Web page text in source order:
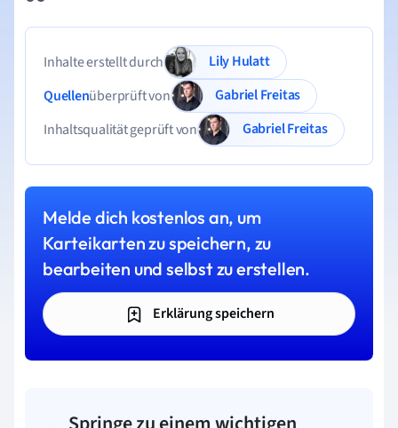
Inhalte erstellt durch
Lily Hulatt
Quellenüberprüft von
Gabriel Freitas
Inhaltsqualität geprüft von
Gabriel Freitas
Melde dich kostenlos an, um
Karteikarten zu speichern, zu
bearbeiten und selbst zu erstellen.
Erklärung speichern